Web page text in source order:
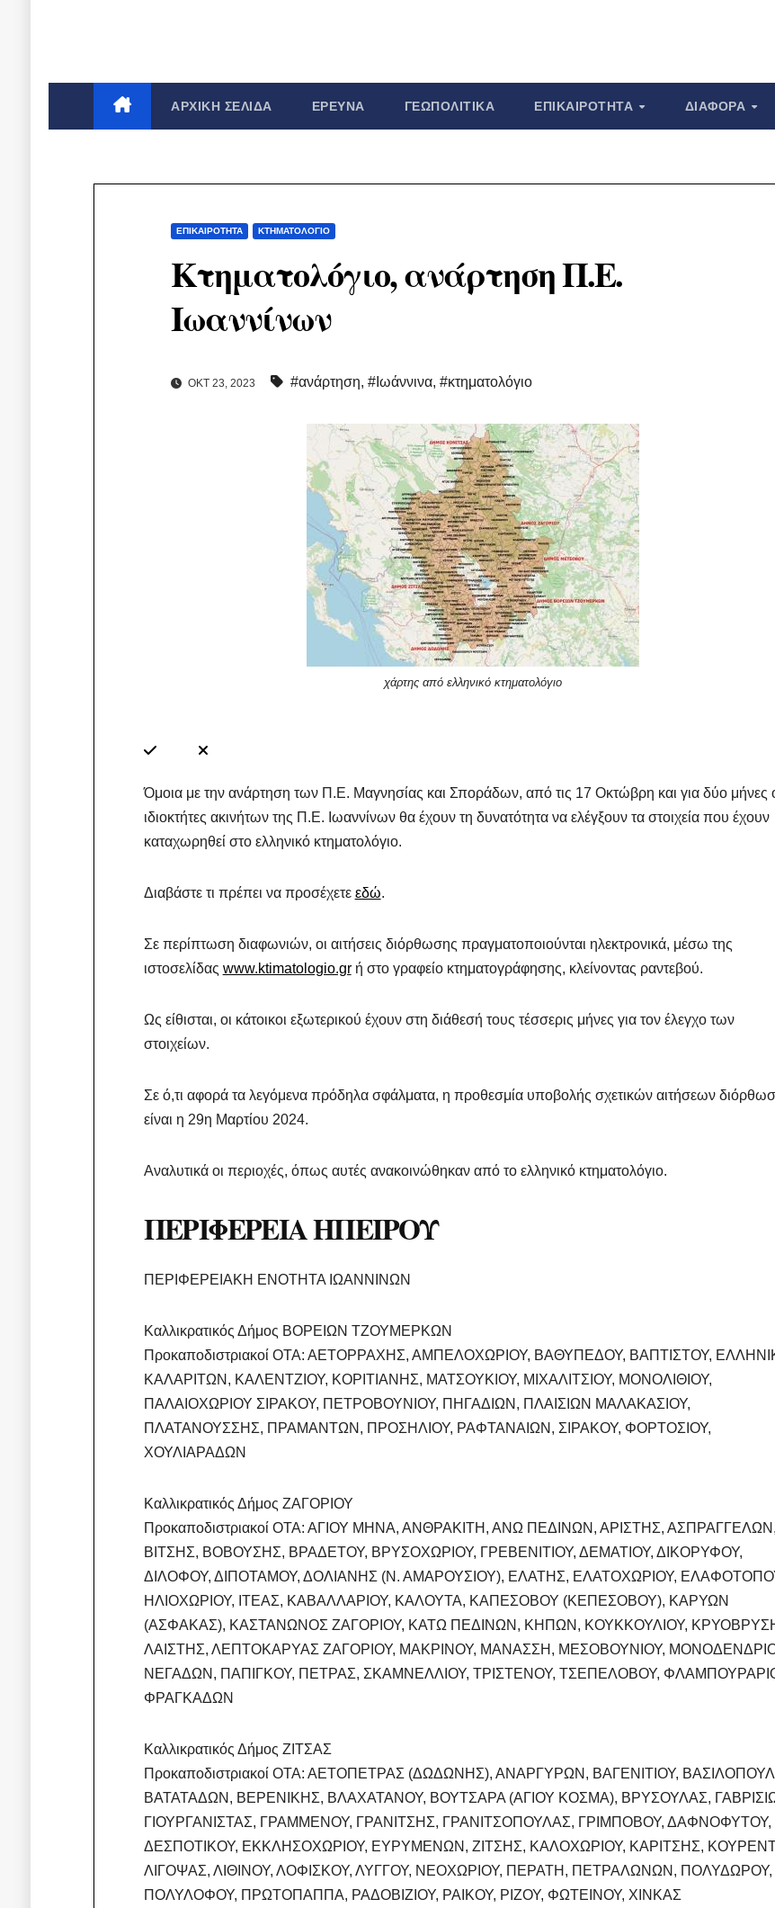
ΑΡΧΙΚΉ ΣΕΛΊΔΑ ΈΡΕΥΝΑ ΓΕΩΠΟΛΙΤΙΚΆ ΕΠΙΚΑΙΡΌΤΗΤΑ ΔΙΆΦΟΡΑ
ΕΠΙΚΑΙΡΌΤΗΤΑ ΚΤΗΜΑΤΟΛΌΓΙΟ
Κτηματολόγιο, ανάρτηση Π.Ε.
Ιωαννίνων
ΟΚΤ 23, 2023 #ανάρτηση, #Ιωάννινα, #κτηματολόγιο
χάρτης από ελληνικό κτηματολόγιο
Όμοια με την ανάρτηση των Π.Ε. Μαγνησίας και Σποράδων, από τις 17 Οκτώβρη και για δύο μήνες
ιδιοκτήτες ακινήτων της Π.Ε. Ιωαννίνων θα έχουν τη δυνατότητα να ελέγξουν τα στοιχεία που έχουν
καταχωρηθεί στο ελληνικό κτηματολόγιο.
Διαβάστε τι πρέπει να προσέχετε εδώ.
Σε περίπτωση διαφωνιών, οι αιτήσεις διόρθωσης πραγματοποιούνται ηλεκτρονικά, μέσω της
ιστοσελίδας www.ktimatologio.grή στο γραφείο κτηματογράφησης, κλείνοντας ραντεβού.
Ως είθισται, οι κάτοικοι εξωτερικού έχουν στη διάθεσή τους τέσσερις μήνες για τον έλεγχο των
στοιχείων.
Σε ό,τι αφορά τα λεγόμενα πρόδηλα σφάλματα, η προθεσμία υποβολής σχετικών αιτήσεων
είναι η 29η Μαρτίου 2024.
Αναλυτικά οι περιοχές, όπως αυτές ανακοινώθηκαν από το ελληνικό κτηματολόγιο.
ΠΕΡΙΦΕΡΕΙΑ ΗΠΕΙΡΟΥ
ΠΕΡΙΦΕΡΕΙΑΚΗ ΕΝΟΤΗΤΑ ΙΩΑΝΝΙΝΩΝ
Καλλικρατικός Δήμος ΒΟΡΕΙΩΝ ΤΖΟΥΜΕΡΚΩΝ
Προκαποδιστριακοί ΟΤΑ: ΑΕΤΟΡΡΑΧΗΣ, ΑΜΠΕΛΟΧΩΡΙΟΥ, ΒΑΘΥΠΕΔΟΥ, ΒΑΠΤΙΣΤΟΥ,
ΚΑΛΑΡΙΤΩΝ, ΚΑΛΕΝΤΖΙΟΥ, ΚΟΡΙΤΙΑΝΗΣ, ΜΑΤΣΟΥΚΙΟΥ, ΜΙΧΑΛΙΤΣΙΟΥ, ΜΟΝΟΛΙΘΙΟΥ,
ΠΑΛΑΙΟΧΩΡΙΟΥ ΣΙΡΑΚΟΥ, ΠΕΤΡΟΒΟΥΝΙΟΥ, ΠΗΓΑΔΙΩΝ, ΠΛΑΙΣΙΩΝ ΜΑΛΑΚΑΣΙΟΥ,
ΠΛΑΤΑΝΟΥΣΣΗΣ, ΠΡΑΜΑΝΤΩΝ, ΠΡΟΣΗΛΙΟΥ, ΡΑΦΤΑΝΑΙΩΝ, ΣΙΡΑΚΟΥ, ΦΟΡΤΟΣΙΟΥ,
ΧΟΥΛΙΑΡΑΔΩΝ
Καλλικρατικός Δήμος ΖΑΓΟΡΙΟΥ
Προκαποδιστριακοί ΟΤΑ: ΑΓΙΟΥ ΜΗΝΑ, ΑΝΘΡΑΚΙΤΗ, ΑΝΩ ΠΕΔΙΝΩΝ, ΑΡΙΣΤΗΣ, ΑΣΠΡΑΓΓΕΛΩΝ,
ΒΙΤΣΗΣ, ΒΟΒΟΥΣΗΣ, ΒΡΑΔΕΤΟΥ, ΒΡΥΣΟΧΩΡΙΟΥ, ΓΡΕΒΕΝΙΤΙΟΥ, ΔΕΜΑΤΙΟΥ, ΔΙΚΟΡΥΦΟΥ,
ΔΙΛΟΦΟΥ, ΔΙΠΟΤΑΜΟΥ, ΔΟΛΙΑΝΗΣ (Ν. ΑΜΑΡΟΥΣΙΟΥ), ΕΛΑΤΗΣ, ΕΛΑΤΟΧΩΡΙΟΥ,
ΗΛΙΟΧΩΡΙΟΥ, ΙΤΕΑΣ, ΚΑΒΑΛΛΑΡΙΟΥ, ΚΑΛΟΥΤΑ, ΚΑΠΕΣΟΒΟΥ (ΚΕΠΕΣΟΒΟΥ), ΚΑΡΥΩΝ
(ΑΣΦΑΚΑΣ), ΚΑΣΤΑΝΩΝΟΣ ΖΑΓΟΡΙΟΥ, ΚΑΤΩ ΠΕΔΙΝΩΝ, ΚΗΠΩΝ, ΚΟΥΚΚΟΥΛΙΟΥ,
ΛΑΙΣΤΗΣ, ΛΕΠΤΟΚΑΡΥΑΣ ΖΑΓΟΡΙΟΥ, ΜΑΚΡΙΝΟΥ, ΜΑΝΑΣΣΗ, ΜΕΣΟΒΟΥΝΙΟΥ,
ΝΕΓΑΔΩΝ, ΠΑΠΙΓΚΟΥ, ΠΕΤΡΑΣ, ΣΚΑΜΝΕΛΛΙΟΥ, ΤΡΙΣΤΕΝΟΥ, ΤΣΕΠΕΛΟΒΟΥ,
ΦΡΑΓΚΑΔΩΝ
Καλλικρατικός Δήμος ΖΙΤΣΑΣ
Προκαποδιστριακοί ΟΤΑ: ΑΕΤΟΠΕΤΡΑΣ (ΔΩΔΩΝΗΣ), ΑΝΑΡΓΥΡΩΝ, ΒΑΓΕΝΙΤΙΟΥ,
ΒΑΤΑΤΑΔΩΝ, ΒΕΡΕΝΙΚΗΣ, ΒΛΑΧΑΤΑΝΟΥ, ΒΟΥΤΣΑΡΑ (ΑΓΙΟΥ ΚΟΣΜΑ), ΒΡΥΣΟΥΛΑΣ,
ΓΙΟΥΡΓΑΝΙΣΤΑΣ, ΓΡΑΜΜΕΝΟΥ, ΓΡΑΝΙΤΣΗΣ, ΓΡΑΝΙΤΣΟΠΟΥΛΑΣ, ΓΡΙΜΠΟΒΟΥ, ΔΑΦΝΟΦΥΤΟΥ,
ΔΕΣΠΟΤΙΚΟΥ, ΕΚΚΛΗΣΟΧΩΡΙΟΥ, ΕΥΡΥΜΕΝΩΝ, ΖΙΤΣΗΣ, ΚΑΛΟΧΩΡΙΟΥ, ΚΑΡΙΤΣΗΣ,
ΛΙΓΟΨΑΣ, ΛΙΘΙΝΟΥ, ΛΟΦΙΣΚΟΥ, ΛΥΓΓΟΥ, ΝΕΟΧΩΡΙΟΥ, ΠΕΡΑΤΗ, ΠΕΤΡΑΛΩΝΩΝ, ΠΟΛΥΔΩΡΟΥ,
ΠΟΛΥΛΟΦΟΥ, ΠΡΩΤΟΠΑΠΠΑ, ΡΑΔΟΒΙΖΙΟΥ, ΡΑΙΚΟΥ, ΡΙΖΟΥ, ΦΩΤΕΙΝΟΥ, ΧΙΝΚΑΣ